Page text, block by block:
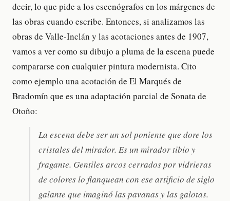
decir, lo que pide a los escenógrafos en los márgenes de
las obras cuando escribe. Entonces, si analizamos las
obras de Valle-Inclán y las acotaciones antes de 1907,
vamos a ver como su dibujo a pluma de la escena puede
compararse con cualquier pintura modernista. Cito
como ejemplo una acotación de El Marqués de
Bradomín que es una adaptación parcial de Sonata de
Otoño:
La escena debe ser un sol poniente que dore los
cristales del mirador. Es un mirador tibio y
fragante. Gentiles arcos cerrados por vidrieras
de colores lo flanquean con ese artificio de siglo
galante que imaginó las pavanas y las galotas.